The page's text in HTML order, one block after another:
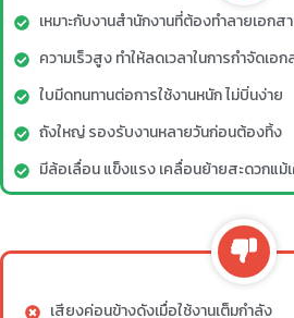
เหมาะกับงานสำนักงานที่ต้องทำลายเอก
ความเร็วสูง ทำให้ลดเวลาในการกำจัดเอ
ใบมีดทนทานต่อการใช้งานหนัก ไม่บิ่นง่าย
ถังใหญ่ รองรับงานหลายวันก่อนต้องทิ้ง
มีล้อเลื่อน แข็งแรง เคลื่อนย้ายสะดวกแม้
เสียงค่อนข้างดังเมื่อใช้งานเต็มกำลัง